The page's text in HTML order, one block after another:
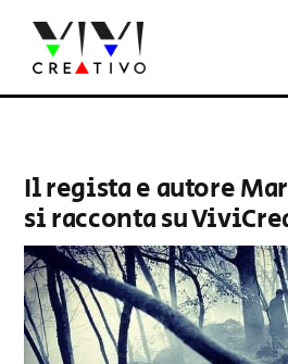
contenuto
Il regista e autore
si racconta su